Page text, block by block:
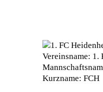
Vereinsname: 1.
Kurzname: FCH